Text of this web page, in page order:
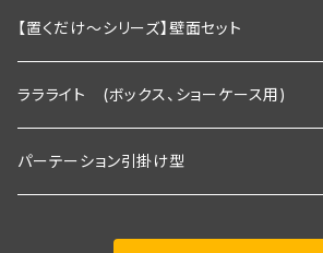
棚板幅1200×奥行250ｍｍ
2段セット＋トップライト付き
3段セット
３段セット＋トップライト付き
Ｒシリーズ 30ｃｍ板・置くピカタイプ
２段タイプ 埋込照明付き棚板×2枚＋棚板
３段タイプ 埋込照明付き棚板×３枚＋棚板
Ｒシリーズ 30ｃｍ板・埋込タイプ
２段タイプ 埋込照明付き棚板×2枚＋棚板
Ｓシリーズ 30ｃｍ板・置くピカタイプ
【置くだけ～シリーズ】壁面セット
Rシリーズ 【既存】タイプ
2段用タイプ
Rシリーズ 【新規】30ｃｍ板・埋込タイプ
ララライト (ボックス、ショーケース用)
パーテーション引掛け型